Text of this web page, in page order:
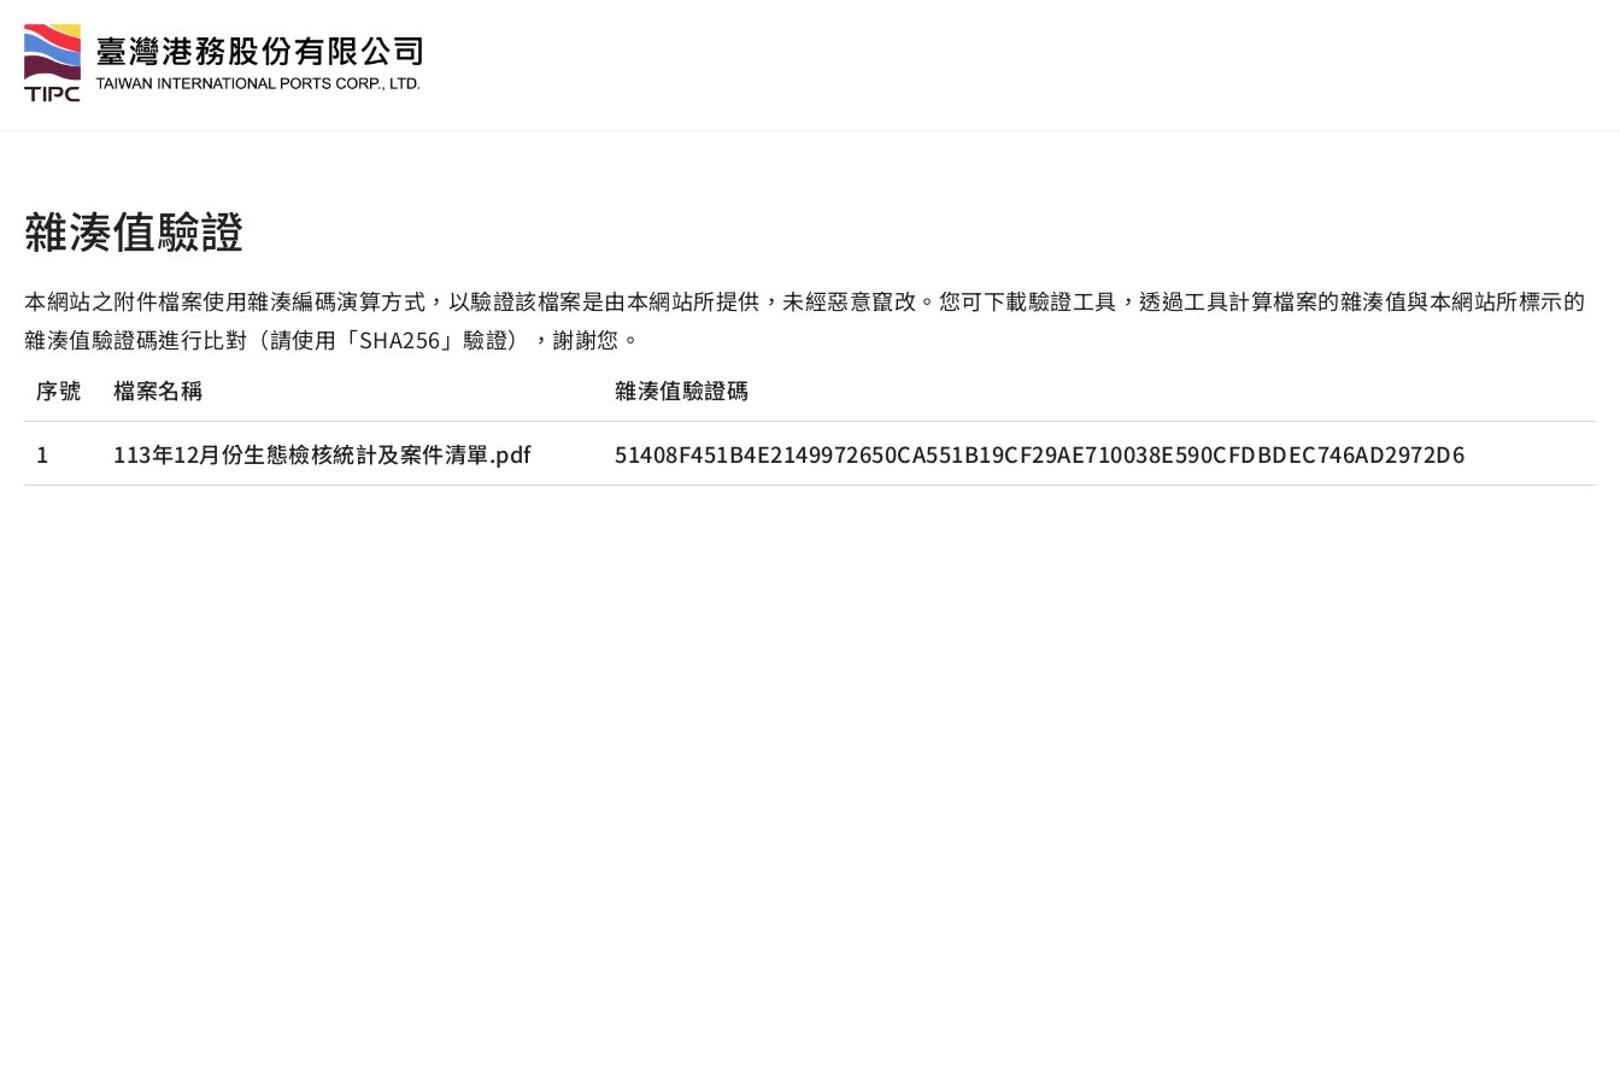
雜湊值驗證
本網站之附件檔案使用雜湊編碼演算方式，以驗證該檔案是由本網站所提供，未經惡意竄改。您可下載驗證工具，透過工具計算檔案的雜湊值與本網站所標示的
雜湊值驗證碼進行比對（請使用「SHA256」驗證），謝謝您。
序號
檔案名稱 雜湊值驗證碼
1 113年12月份生態檢核統計及案件清單.pdf 51408F451B4E2149972650CA551B19CF29AE710038E590CFDBDEC746AD2972D6